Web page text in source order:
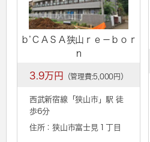
ｂ’ＣＡＳＡ狭山ｒｅ－ｂｏｒ
ｎ
3.9万円 （管理費:5,000円）
西武新宿線「狭山市」駅 徒
歩6分
住所：狭山市富士見１丁目